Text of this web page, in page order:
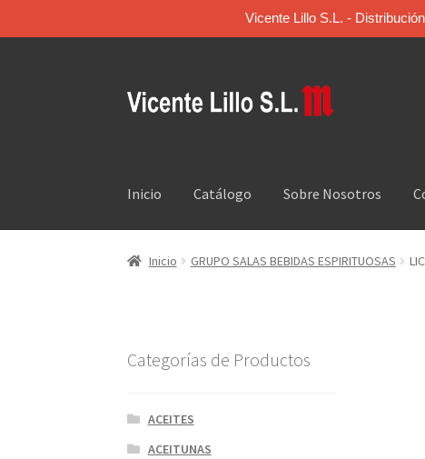
Vicente Lillo S.L. -
Inicio Catálogo Sobre Nosotros
Inicio GRUPO SALAS BEBIDAS ESPIRITUOSAS
Categorías de Productos
ACEITES
ACEITUNAS